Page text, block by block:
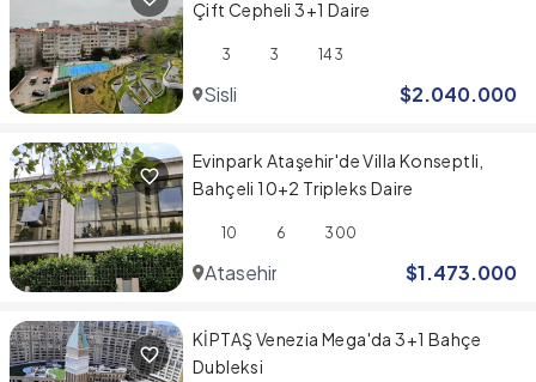
Çift Cepheli 3+1 Daire
3 3 143
Sisli $2.040.000
Evinpark Ataşehir'de Villa Konseptli,
Bahçeli 10+2 Tripleks Daire
10 6 300
Atasehir $1.473.000
KİPTAŞ Venezia Mega'da 3+1 Bahçe
Dubleksi